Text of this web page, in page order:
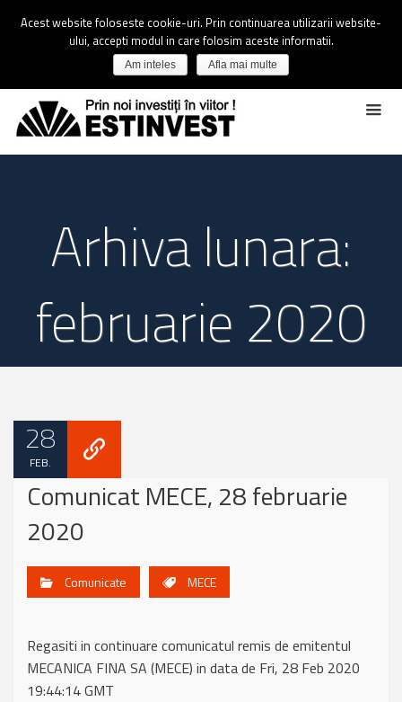
Arhiva lunara:
februarie 2020
28
FEB.
Comunicat MECE, 28 februarie
2020
Comunicate MECE
Regasiti in continuare comunicatul remis de emitentul
MECANICA FINA SA (MECE) in data de Fri, 28 Feb 2020
19:44:14 GMT
Acest website foloseste cookie-uri. Prin continuarea utilizarii website-
ului, accepti modul in care folosim aceste informatii.
Am inteles Afla mai multe